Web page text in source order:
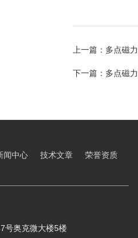
上一篇： 多点磁
下一篇： 多点磁
闻中心 技术文章 荣誉资质
号奥克微大楼5楼